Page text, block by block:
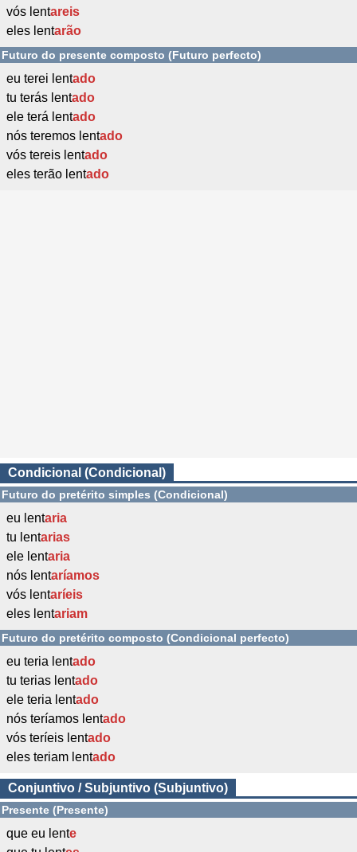
vós lentareis
eles lentarão
Futuro do presente composto (Futuro perfecto)
eu terei lentado
tu terás lentado
ele terá lentado
nós teremos lentado
vós tereis lentado
eles terão lentado
Condicional (Condicional)
Futuro do pretérito simples (Condicional)
eu lentaria
tu lentarias
ele lentaria
nós lentaríamos
vós lentaríeis
eles lentariam
Futuro do pretérito composto (Condicional perfecto)
eu teria lentado
tu terias lentado
ele teria lentado
nós teríamos lentado
vós teríeis lentado
eles teriam lentado
Conjuntivo / Subjuntivo (Subjuntivo)
Presente (Presente)
que eu lente